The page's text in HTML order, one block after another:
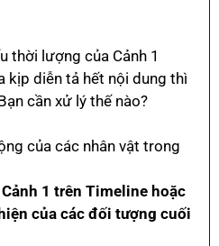
thời lượng của Cảnh 1
kịp diễn tả hết nội dung thì
cần xử lý thế nào?
của các nhân vật trong
1 trên Timeline hoặc
của các đối tượng cuối